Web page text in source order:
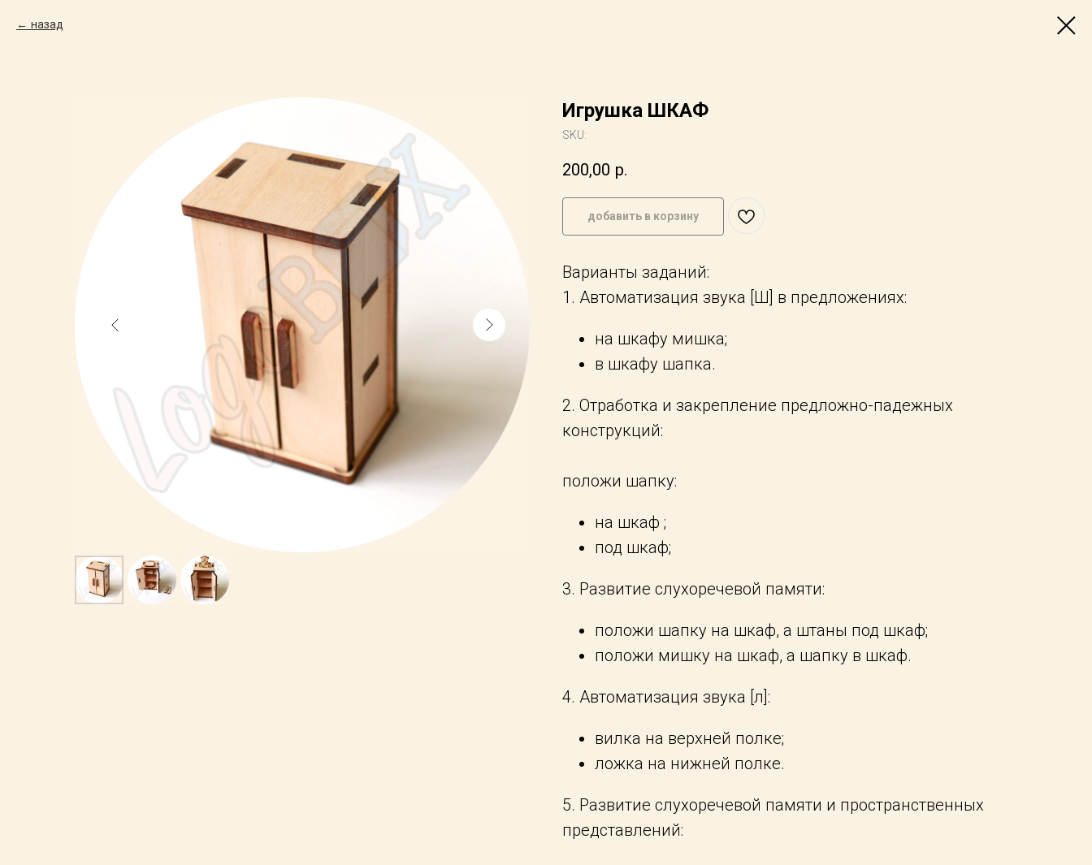
назад
Игрушка ШКАФ
SKU:
200,00 р.
добавить в корзину
Варианты заданий:
1. Автоматизация звука [Ш] в предложениях:
на шкафу мишка;
в шкафу шапка.
2. Отработка и закрепление предложно-падежных
конструкций:
положи шапку:
на шкаф ;
под шкаф;
3. Развитие слухоречевой памяти:
положи шапку на шкаф, а штаны под шкаф;
положи мишку на шкаф, а шапку в шкаф.
4. Автоматизация звука [л]:
вилка на верхней полке;
ложка на нижней полке.
5. Развитие слухоречевой памяти и пространственных
представлений: